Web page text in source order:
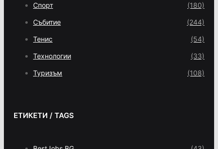
Спорт (180)
Събитие (244)
Тенис (54)
Технологии (33)
Туризъм (108)
ЕТИКЕТИ / TAGS